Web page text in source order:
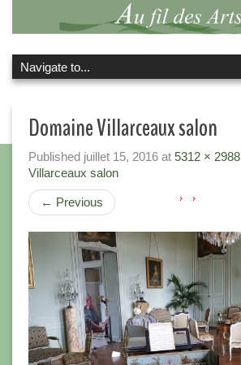
Domaine Villarceaux salon
Published juillet 15, 2016 at 5312 × 2988
Villarceaux salon
← Previous